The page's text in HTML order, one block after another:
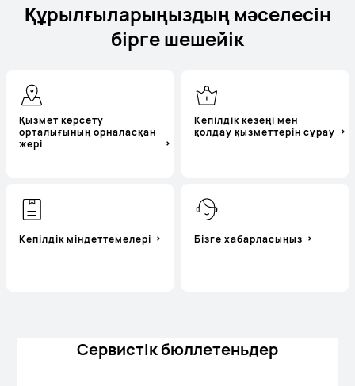
Құрылғыларыңыздың мәселесін
бірге шешейік
Қызмет көрсету
орталығының орналасқан
жері
Кепілдік кезеңі мен
қолдау қызметтерін сұрау
Кепілдік міндеттемелері Бізге хабарласыңыз
Cервистік бюллетеньдер